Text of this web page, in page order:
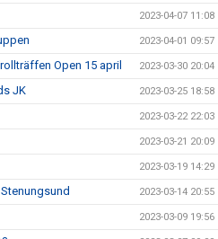
2023-04-07 11:08
2023-04-01 09:57
Open 15 april 2023-03-30 20:04
JK 2023-03-25 18:58
2023-03-22 22:03
2023-03-21 20:09
2023-03-19 14:29
2023-03-14 20:55
2023-03-09 19:56